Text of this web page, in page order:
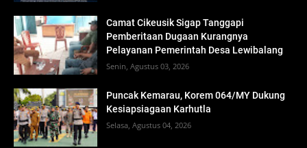
Camat Cikeusik Sigap Tanggapi
Pemberitaan Dugaan Kurangnya
Pelayanan Pemerintah Desa Lewibalang
Senin, Agustus 03, 2026
Puncak Kemarau, Korem 064/MY Dukung
Kesiapsiagaan Karhutla
Selasa, Agustus 04, 2026